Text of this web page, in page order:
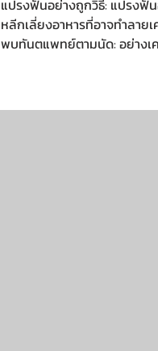
แปรงฟันอย่างถูกวิธี: แปรงฟั
หลีกเลี่ยงอาหารที่อาจทำลาย
พบทันตแพทย์ตามนัด: อย่างเค